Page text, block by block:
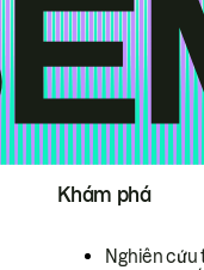
Khám phá
Nghiên cứu